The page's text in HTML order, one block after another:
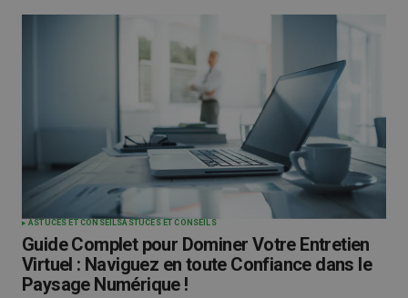
ASTUCES ET CONSEILSASTUCES ET CONSEILS
Guide Complet pour Dominer Votre Entretien
Virtuel : Naviguez en toute Confiance dans le
Paysage Numérique !